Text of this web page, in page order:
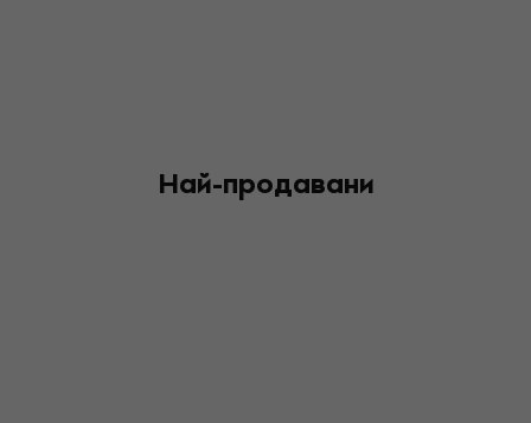
Най-продавани